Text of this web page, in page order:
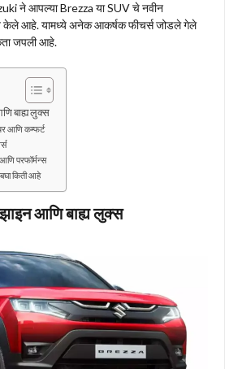
ने आपल्या Brezza या SUV चे नवीन
केले आहे. यामध्ये अनेक आकर्षक फीचर्स जोडले गेले
जपली आहे.
बाह्य लुक्स
आणि कम्फर्ट
परफॉर्मन्स
किती आहे
आणि बाह्य लुक्स